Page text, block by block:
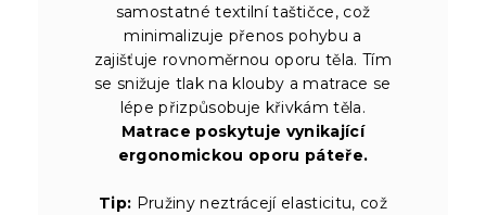
samostatné textilní taštičce, což
minimalizuje přenos pohybu a
zajišťuje rovnoměrnou oporu těla. Tím
se snižuje tlak na klouby a matrace se
lépe přizpůsobuje křivkám těla.
Matrace poskytuje vynikající
ergonomickou oporu páteře.
Tip: Pružiny neztrácejí elasticitu, což